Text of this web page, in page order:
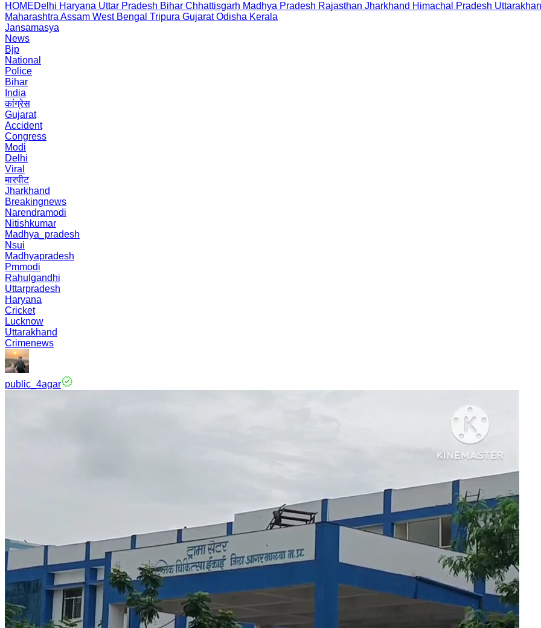
HOMEDelhi Haryana Uttar Pradesh Bihar Chhattisgarh Madhya Pradesh Rajasthan Jharkhand Himachal Pradesh
Maharashtra Assam West Bengal Tripura Gujarat Odisha Kerala
Jansamasya
News
Bjp
National
Police
Bihar
India
कांग्रेस
Gujarat
Accident
Congress
Modi
Delhi
Viral
मारपीट
Jharkhand
Breakingnews
Narendramodi
Nitishkumar
Madhya_pradesh
Nsui
Madhyapradesh
Pmmodi
Rahulgandhi
Uttarpradesh
Haryana
Cricket
Lucknow
Uttarakhand
Crimenews
public_4agar